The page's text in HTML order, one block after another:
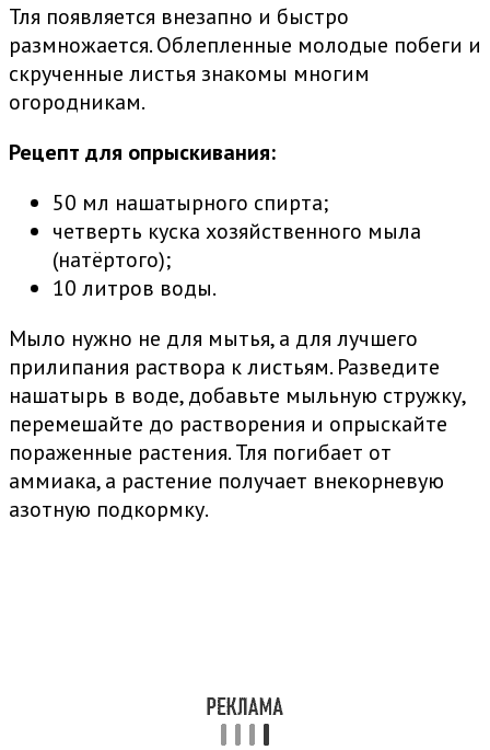
Тля появляется внезапно и быстро
размножается. Облепленные молодые побеги и
скрученные листья знакомы многим
огородникам.
Рецепт для опрыскивания:
50 мл нашатырного спирта;
четверть куска хозяйственного мыла
(натёртого);
10 литров воды.
Мыло нужно не для мытья, а для лучшего
прилипания раствора к листьям. Разведите
нашатырь в воде, добавьте мыльную стружку,
перемешайте до растворения и опрыскайте
пораженные растения. Тля погибает от
аммиака, а растение получает внекорневую
азотную подкормку.